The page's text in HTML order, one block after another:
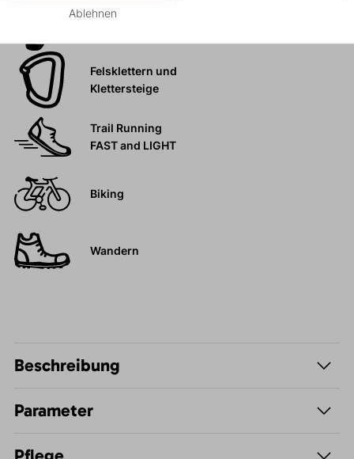
Felsklettern und
Klettersteige
Trail Running
FAST and LIGHT
Biking
Wandern
Beschreibung
Parameter
Ablehnen